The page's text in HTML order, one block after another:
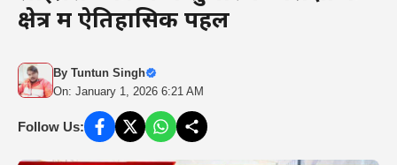
क्षेत्र में ऐतिहासिक पहल
By Tuntun Singh
On: January 1, 2026 6:21 AM
Follow Us: